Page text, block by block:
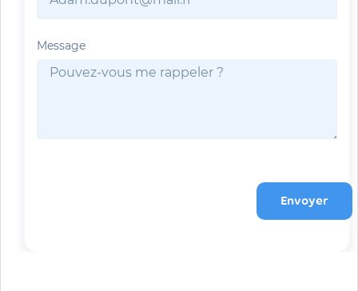
Message
Envoyer